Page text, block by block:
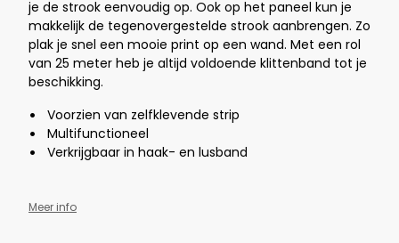
je de strook eenvoudig op. Ook op het paneel kun je
makkelijk de tegenovergestelde strook aanbrengen. Zo
plak je snel een mooie print op een wand. Met een rol
van 25 meter heb je altijd voldoende klittenband tot je
beschikking.
Voorzien van zelfklevende strip
Multifunctioneel
Verkrijgbaar in haak- en lusband
Meer info